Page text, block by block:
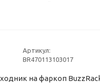
Артикул:
BR470113103017
на фаркоп